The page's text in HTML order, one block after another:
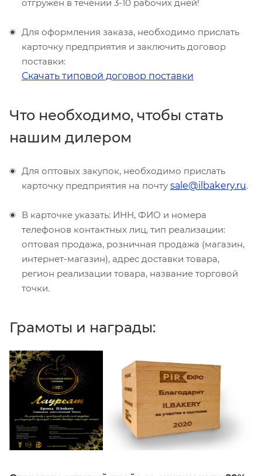
отгружен в течении 3-10 рабочих дней!
Для оформления заказа, необходимо прислать
карточку предприятия и заключить договор
поставки:
Скачать типовой договор поставки
Что необходимо, чтобы стать
нашим дилером
Для оптовых закупок, необходимо прислать
карточку предприятия на почту sale@ilbakery.ru.
В карточке указать: ИНН, ФИО и номера
телефонов контактных лиц, тип реализации:
оптовая продажа, розничная продажа (магазин,
интернет-магазин), адрес доставки товара,
регион реализации товара, название торговой
точки.
Грамоты и награды: